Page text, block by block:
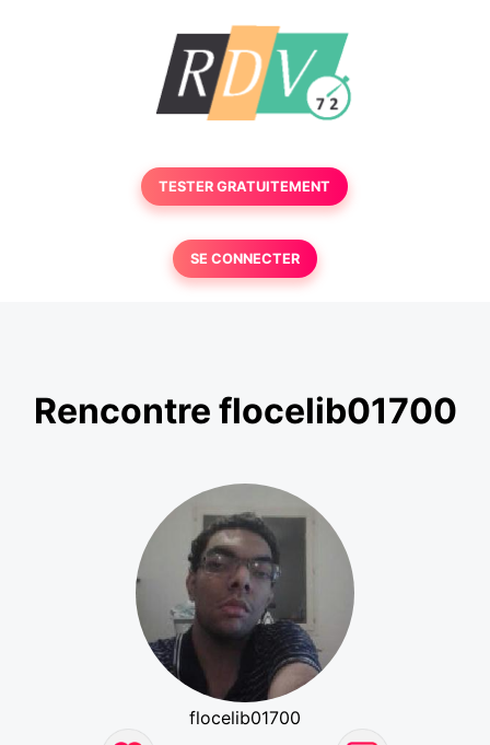
TESTER GRATUITEMENT
SE CONNECTER
Rencontre flocelib01700
flocelib01700